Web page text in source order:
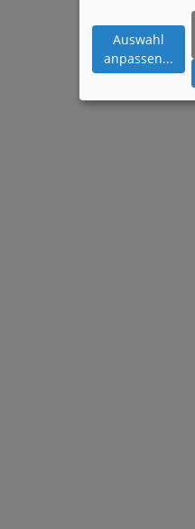
Auswahl
anpassen...